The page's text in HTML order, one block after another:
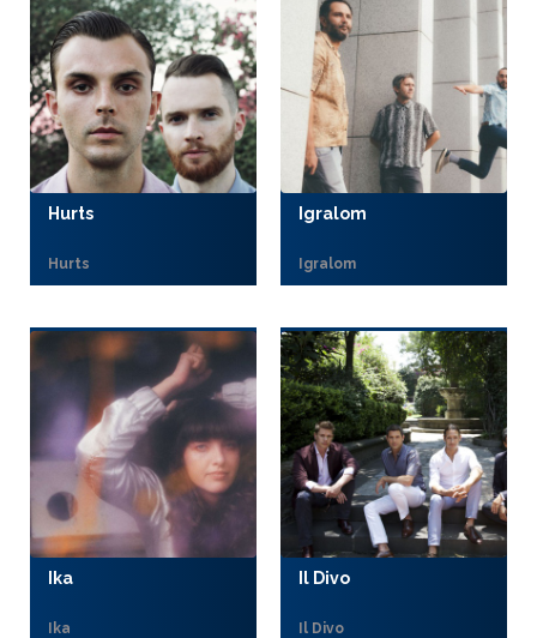
Hurts
Hurts
Igralom
Igralom
Ika
Ika
Il Divo
Il Divo